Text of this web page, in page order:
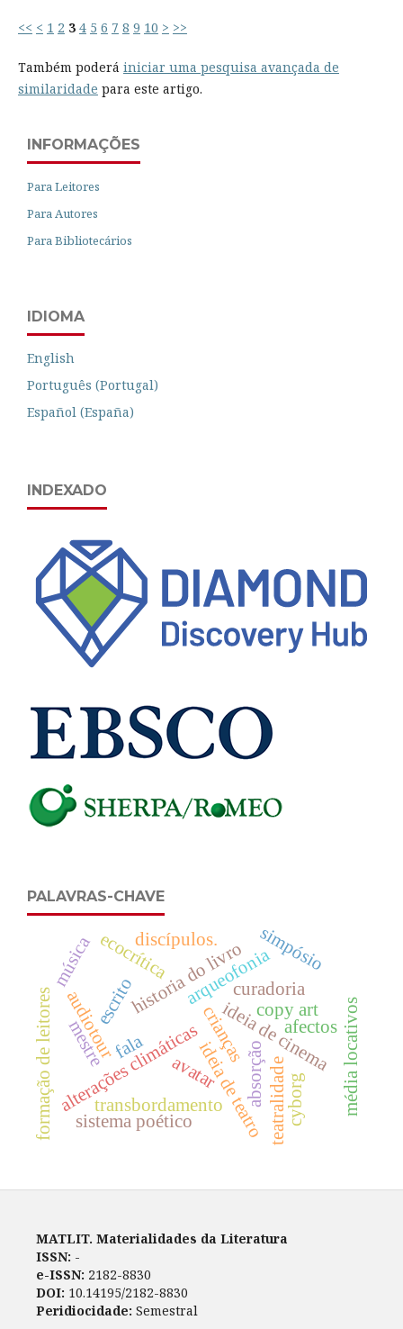
<< < 1 2 3 4 5 6 7 8 9 10 > >>
Também poderá iniciar uma pesquisa avançada de
similaridade para este artigo.
INFORMAÇÕES
Para Leitores
Para Autores
Para Bibliotecários
IDIOMA
English
Português (Portugal)
Español (España)
INDEXADO
PALAVRAS-CHAVE
escrito arqueofonia
curadoria
alterações climáticas
audiotour
ideia de teatro
ideia de cinema
absorçãoteatralidade
transbordamento
historia do livro
avatar
cyborg
copy art
formação de leitores média locativos
crianças
ecocrítica simpósio
sistema poético
afectos
mestre
discípulos.
música
fala
MATLIT. Materialidades da Literatura
ISSN: -
e-ISSN: 2182-8830
DOI: 10.14195/2182-8830
Peridiocidade: Semestral